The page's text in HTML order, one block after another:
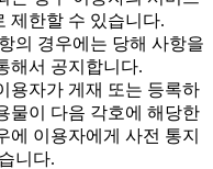
제한할 수 있습니다.
의 경우에는 당해 사항을
해서 공지합니다.
용자가 게재 또는 등록하
물이 다음 각호에 해당한
에 이용자에게 사전 통지
니다.